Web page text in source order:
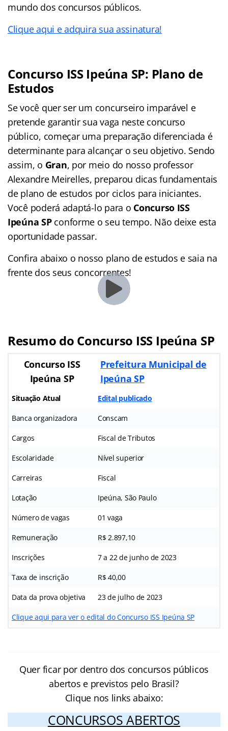
mundo dos concursos públicos.
Clique aqui e adquira sua assinatura!
Concurso ISS Ipeúna SP: Plano de
Estudos
Se você quer ser um concurseiro imparável e
pretende garantir sua vaga neste concurso
público, começar uma preparação diferenciada é
determinante para alcançar o seu objetivo. Sendo
assim, o Gran, por meio do nosso professor
Alexandre Meirelles, preparou dicas fundamentais
de plano de estudos por ciclos para iniciantes.
Você poderá adaptá-lo para o Concurso ISS
Ipeúna SP conforme o seu tempo. Não deixe esta
oportunidade passar.
Confira abaixo o nosso plano de estudos e saia na
frente dos seus concorrentes!
Resumo do Concurso ISS Ipeúna SP
Concurso ISS
Ipeúna SP
Prefeitura Municipal de
Ipeúna SP
Situação Atual Edital publicado
Banca organizadora Conscam
Cargos Fiscal de Tributos
Escolaridade Nível superior
Carreiras Fiscal
Lotação Ipeúna, São Paulo
Número de vagas 01 vaga
Remuneração R$ 2.897,10
Inscrições 7 a 22 de junho de 2023
Taxa de inscrição R$ 40,00
Data da prova objetiva 23 de julho de 2023
Clique aqui para ver o edital do Concurso ISS Ipeúna SP
Quer ficar por dentro dos concursos públicos
abertos e previstos pelo Brasil?
Clique nos links abaixo:
CONCURSOS ABERTOS